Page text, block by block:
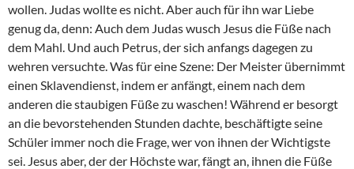
wollen. Judas wollte es nicht. Aber auch für ihn war Liebe
genug da, denn: Auch dem Judas wusch Jesus die Füße nach
dem Mahl. Und auch Petrus, der sich anfangs dagegen zu
wehren versuchte. Was für eine Szene: Der Meister übernimmt
einen Sklavendienst, indem er anfängt, einem nach dem
anderen die staubigen Füße zu waschen! Während er besorgt
an die bevorstehenden Stunden dachte, beschäftigte seine
Schüler immer noch die Frage, wer von ihnen der Wichtigste
sei. Jesus aber, der der Höchste war, fängt an, ihnen die Füße